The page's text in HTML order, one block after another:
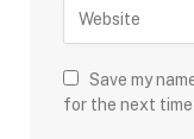
Save my
for the next time